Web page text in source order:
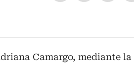
Camargo, mediante la